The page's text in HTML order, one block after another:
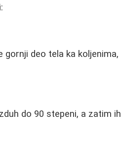
gornji deo tela ka koljenima,
do 90 stepeni, a zatim ih